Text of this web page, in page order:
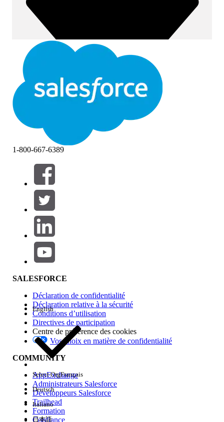
Filtrer par (0)
SÉLECTIONNER DES FILTRES
Gamme de produits
Impact des fonctionnalités
Edition
Expérience
1-800-667-6389
SALESFORCE
Déclaration de confidentialité
Déclaration relative à la sécurité
Conditions d’utilisation
Directives de participation
Centre de préférence des cookies
Vos choix en matière de confidentialité
COMMUNITY
AppExchange
Administrateurs Salesforce
Développeurs Salesforce
Trailhead
Formation
Confiance
English
Select OrgFrançais
Deutsch
Italiano
日本語